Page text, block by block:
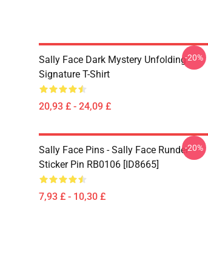
Sally Face Dark Mystery Unfolding
Signature T-Shirt
20,93 £ - 24,09 £
-20%
Sally Face Pins - Sally Face Runder
Sticker Pin RB0106 [ID8665]
7,93 £ - 10,30 £
-20%